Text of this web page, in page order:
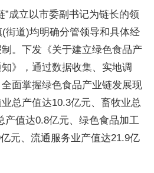
”成立以市委副书记为链长的领
街道)均明确分管领导和具体经
。下发《关于建立绿色食品产
》，通过数据收集、实地调
面掌握绿色食品产业链发展现
总产值达10.3亿元、畜牧业总
产值达0.8亿元、绿色食品加工
元、流通服务业产值达21.9亿